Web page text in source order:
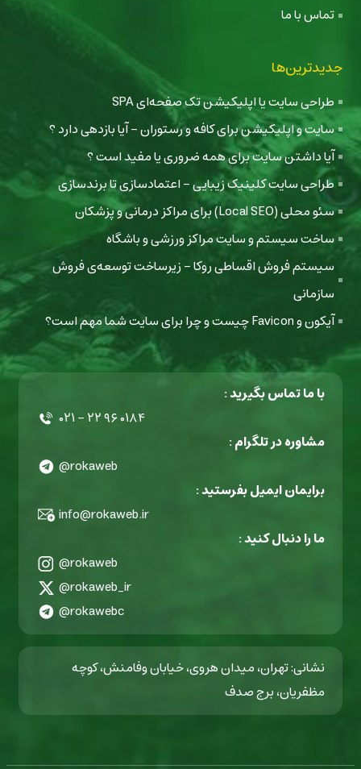
تماس با ما
جدیدترین‌ها
طراحی سایت یا اپلیکیشن تک صفحه‌ای SPA
سایت و اپلیکیشن برای کافه و رستوران - آیا بازدهی دارد ؟
آیا داشتن سایت برای همه ضروری یا مفید است ؟
طراحی سایت کلینیک زیبایی - اعتمادسازی تا برندسازی
سئو محلی (Local SEO) برای مراکز درمانی و پزشکان
ساخت سیستم و سایت مراکز ورزشی و باشگاه
سیستم فروش اقساطی روکا - زیرساخت توسعه‌ی فروش
سازمانی
آیکون و Favicon چیست و چرا برای سایت شما مهم است؟
با ما تماس بگیرید :
۰۲۱ - ۲۲ ۹۶ ۰۱۸۴
مشاوره در تلگرام :
@rokaweb
برایمان ایمیل بفرستید :
info@rokaweb.ir
ما را دنبال کنید :
@rokaweb
@rokaweb_ir
@rokawebc
نشانی: تهران، میدان هروی، خیابان وفامنش، کوچه
مظفریان، برج صدف